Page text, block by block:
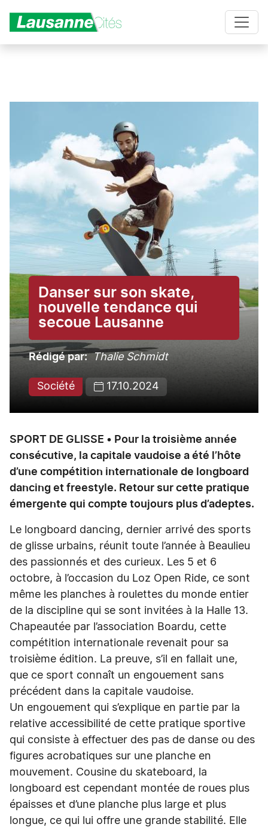
Danser sur son skate,
nouvelle tendance qui
secoue Lausanne
Rédigé par Thalie Schmidt
Société 17.10.2024
SPORT DE GLISSE • Pour la troisième année
consécutive, la capitale vaudoise a été l’hôte
d’une compétition internationale de longboard
dancing et freestyle. Retour sur cette pratique
émergente qui compte toujours plus d’adeptes.
Le longboard dancing, dernier arrivé des sports
de glisse urbains, réunit toute l’année à Beaulieu
des passionnés et des curieux. Les 5 et 6
octobre, à l’occasion du Loz Open Ride, ce sont
même les planches à roulettes du monde entier
de la discipline qui se sont invitées à la Halle 13.
Chapeautée par l’association Boardu, cette
compétition internationale revenait pour sa
troisième édition. La preuve, s’il en fallait une,
que ce sport connaît un engouement sans
précédent dans la capitale vaudoise.
Un engouement qui s’explique en partie par la
relative accessibilité de cette pratique sportive
qui consiste à effectuer des pas de danse ou des
figures acrobatiques sur une planche en
mouvement. Cousine du skateboard, la
longboard est cependant montée de roues plus
épaisses et d’une planche plus large et plus
longue, ce qui lui offre une grande stabilité. Elle